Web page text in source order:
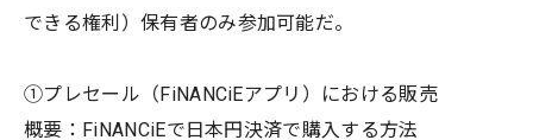
できる権利）保有者のみ参加可能だ。
①プレセール（FiNANCiEアプリ）における販売
概要：FiNANCiEで日本円決済で購入する方法